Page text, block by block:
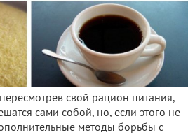
свой рацион питания,
сами собой, но, если этого не
методы борьбы с